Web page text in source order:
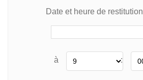
Date et heure de restitution
à :